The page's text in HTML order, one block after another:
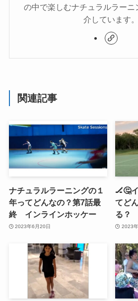
の中で楽しむナチュラルラーニ
介しています。
関連記事
ナチュラルラーニングの１
年ってどんなの？第7話最
終 インラインホッケー
2023年6月20日
🏒🤔
てど
る？
2023